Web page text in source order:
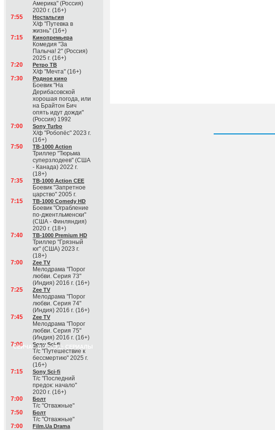
Америка" (Россия)
2020 г. (16+)
7:55
Ностальгия
Х/ф "Путевка в
жизнь" (16+)
7:15
Кинопремьера
Комедия "За
Палыча! 2" (Россия)
2025 г. (16+)
7:20
Ретро ТВ
Х/ф "Мечта" (16+)
7:30
Родное кино
Боевик "На
Дерибасовской
хорошая погода, или
на Брайтон Бич
опять идут дожди"
(Россия) 1992
7:00
Sony Turbo
Х/ф "Робопёс" 2023 г.
(16+)
7:50
ТВ-1000 Action
Триллер "Тюрьма
суперзлодеев" (США
- Канада) 2022 г.
(18+)
7:35
ТВ-1000 Action CEE
Боевик "Запретное
царство" 2005 г.
7:15
ТВ-1000 Comedy HD
Боевик "Ограбление
по-джентльменски"
(США - Финляндия)
2020 г. (18+)
7:40
ТВ-1000 Premium HD
Триллер "Грязный
юг" (США) 2023 г.
(18+)
7:00
Zee TV
Мелодрама "Порог
любви. Серия 73"
(Индия) 2016 г. (16+)
7:25
Zee TV
Мелодрама "Порог
любви. Серия 74"
(Индия) 2016 г. (16+)
7:45
Zee TV
Мелодрама "Порог
любви. Серия 75"
(Индия) 2016 г. (16+)
СЕЙЧАС В ЭФИРЕ: СЕРИАЛЫ
7:00 Sony Sci-fi
Т/с "Путешествие к
бессмертию" 2025 г.
(16+)
7:15
Sony Sci-fi
Т/с "Последний
предок: начало"
2020 г. (16+)
7:00
Болт
Т/с "Отважные"
7:50
Болт
Т/с "Отважные"
7:00
Film.Ua Drama